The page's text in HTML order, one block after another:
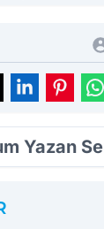
Yazan